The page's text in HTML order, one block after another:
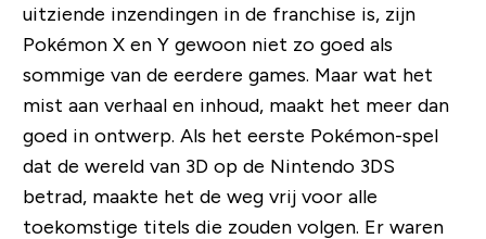
uitziende inzendingen in de franchise is, zijn
Pokémon X en Y gewoon niet zo goed als
sommige van de eerdere games. Maar wat het
mist aan verhaal en inhoud, maakt het meer dan
goed in ontwerp. Als het eerste Pokémon-spel
dat de wereld van 3D op de Nintendo 3DS
betrad, maakte het de weg vrij voor alle
toekomstige titels die zouden volgen. Er waren